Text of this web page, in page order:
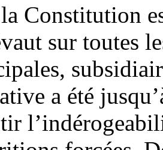
Constitution
sur toutes
a été